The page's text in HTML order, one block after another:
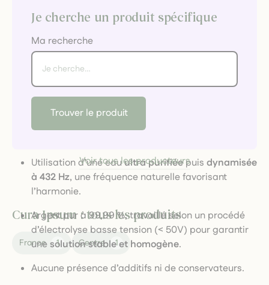
écologiquesqui l'animent. Une rencontre entre
rigueur scientifique et conscience environnementale.
🧪 Un produit artisanal de haute
précision
L’argent colloïdal Cura Ipsum
volumes
, dans un laboratoire artisanal où chaque
Utilisation d’une eauultra purifiéepuis dynamisée
à 432 Hz, une fréquence naturelle favorisant
l’harmonie.
Argent pur à 99,99 %, travaillé selon un procédé
d’électrolyse basse tension (< 50V) pour garantir
unesolution stable et homogène.
Aucune présence d’additifs ni de conservateurs.
Je cherche un produit spécifique
Ma recherche
Trouver le produit
Voir tous les producteurs
Cura Ipsum : tous les produits
France 1 Centre 1